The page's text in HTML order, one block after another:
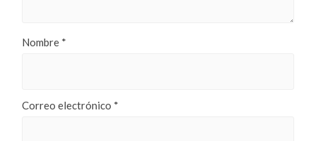
Nombre *
Correo electrónico *